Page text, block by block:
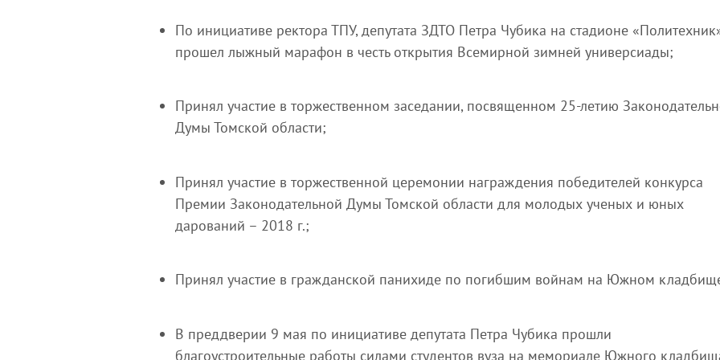
По инициативе ректора ТПУ, депутата ЗДТО Петра Чубика на стадионе
прошел лыжный марафон в честь открытия Всемирной зимней универсиады;
Принял участие в торжественном заседании, посвященном 25-летию
Думы Томской области;
Принял участие в торжественной церемонии награждения победителей конкурса
Премии Законодательной Думы Томской области для молодых ученых и юных
дарований – 2018 г.;
Принял участие в гражданской панихиде по погибшим войнам на Южном
В преддверии 9 мая по инициативе депутата Петра Чубика прошли
благоустроительные работы силами студентов вуза на мемориале Южного